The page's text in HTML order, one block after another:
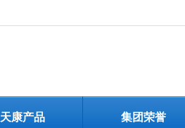
天康产品 集团荣誉